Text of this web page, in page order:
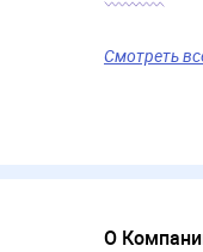
Смотреть
О